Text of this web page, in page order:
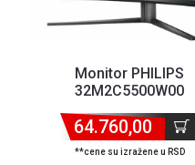
Monitor PHILIPS
32M2C5500W00
Gt...
64.760,00
**cene su izražene u RSD